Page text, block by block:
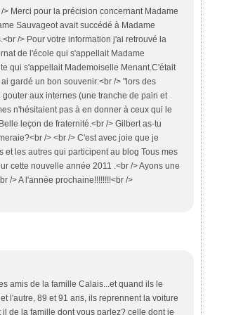
Merci pour la précision concernant Madame
Sauvageot avait succédé à Madame
/> Pour votre information j'ai retrouvé la
de l'école qui s'appellait Madame
qui s'appellait Mademoiselle Menant.C'était
gardé un bon souvenir:<br /> "lors des
aux internes (une tranche de pain et
n'hésitaient pas à en donner à ceux qui le
leçon de fraternité.<br /> Gilbert as-tu
/> <br /> C'est avec joie que je
et les autres qui participent au blog Tous mes
cette nouvelle année 2011 .<br /> Ayons une
/> A l'année prochaine!!!!!!!!<br />
amis de la famille Calais...et quand ils le
l'autre, 89 et 91 ans, ils reprennent la voiture
de la famille dont vous parlez? celle dont je